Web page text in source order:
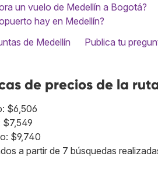
un vuelo de Medellín a Bogotá?
hay en Medellín?
de Medellín
Publica tu
de precios de la
$6,506
$7,549
$9,740
a partir de 7 búsquedas